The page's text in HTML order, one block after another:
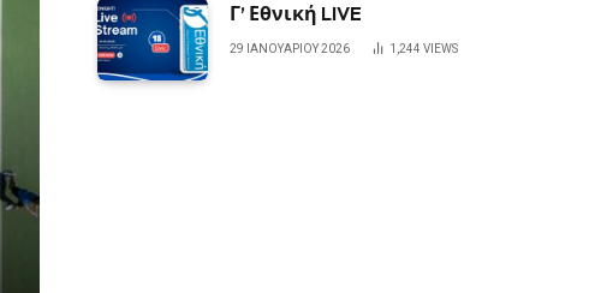
Γ’ Εθνική LIVE
29 ΙΑΝΟΥΑΡΊΟΥ 2026 1,244 VIEWS